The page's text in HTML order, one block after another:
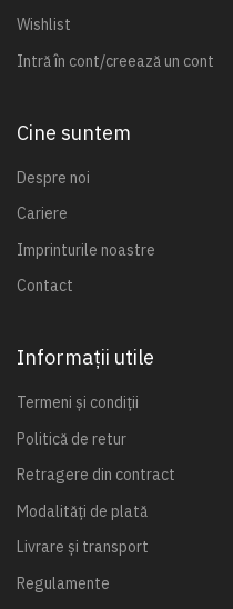
Wishlist
Intră în cont/creează un cont
Cine suntem
Despre noi
Cariere
Imprinturile noastre
Contact
Informații utile
Termeni și condiții
Politică de retur
Retragere din contract
Modalități de plată
Livrare și transport
Regulamente